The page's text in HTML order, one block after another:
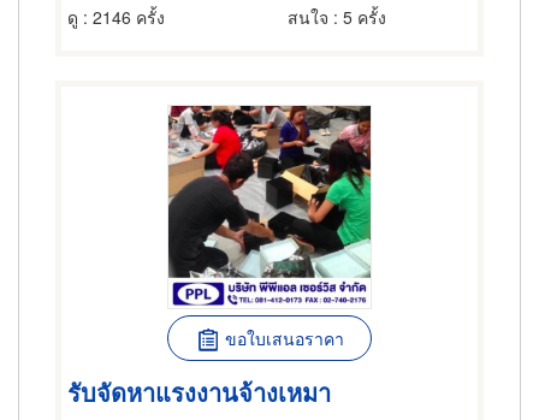
ดู : 2146 ครั้ง สนใจ : 5 ครั้ง
ขอใบเสนอราคา
รับจัดหาแรงงานจ้างเหมา